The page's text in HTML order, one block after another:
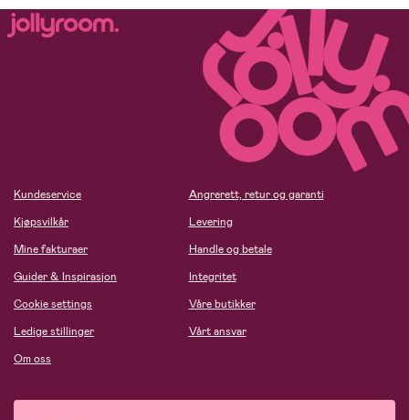
Kundeservice
Kjøpsvilkår
Mine fakturaer
Guider & Inspirasjon
Cookie settings
Ledige stillinger
Om oss
Angrerett, retur og garanti
Levering
Handle og betale
Integritet
Våre butikker
Vårt ansvar